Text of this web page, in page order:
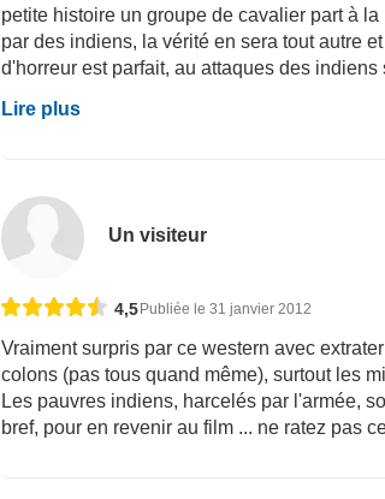
petite histoire un groupe de cavalier part à
par des indiens, la vérité en sera tout autre
d'horreur est parfait, au attaques des indiens
Lire plus
Un visiteur
4,5Publiée le 31 janvier 2012
Vraiment surpris par ce western avec
colons (pas tous quand même), surtout les
Les pauvres indiens, harcelés par l'armée,
bref, pour en revenir au film ... ne ratez pas